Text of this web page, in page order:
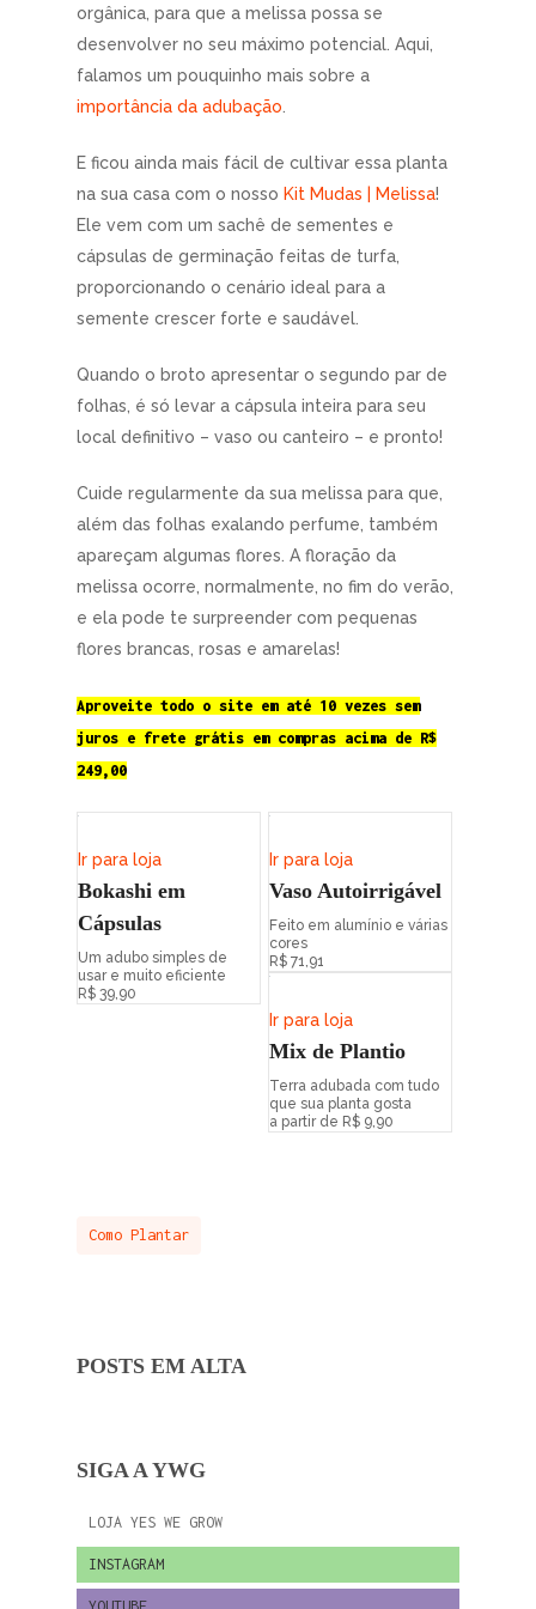
orgânica, para que a melissa possa se
desenvolver no seu máximo potencial. Aqui,
falamos um pouquinho mais sobre a
importância da adubação
E ficou ainda mais fácil de cultivar essa planta
na sua casa com o nosso Kit Mudas | Melissa!
Ele vem com um sachê de sementes e
cápsulas de germinação feitas de turfa,
proporcionando o cenário ideal para a
semente crescer forte e saudável.
Quando o broto apresentar o segundo par de
folhas, é só levar a cápsula inteira para seu
local definitivo – vaso ou canteiro – e pronto!
Cuide regularmente da sua melissa para que,
além das folhas exalando perfume, também
apareçam algumas flores. A floração da
melissa ocorre, normalmente, no fim do verão,
e ela pode te surpreender com pequenas
flores brancas, rosas e amarelas!
Aproveite todo o site em até 10 vezes sem
juros e frete grátis em compras acima de R$
249,00
Ir para loja
Bokashi em
Cápsulas
Um adubo simples de
usar e muito eficiente
R$ 39,90
Ir para loja
Vaso Autoirrigável
Feito em alumínio e várias
cores
R$ 71,91
Ir para loja
Mix de Plantio
Terra adubada com tudo
que sua planta gosta
a partir de R$ 9,90
Como Plantar
POSTS EM ALTA
SIGA A YWG
LOJA YES WE GROW
INSTAGRAM